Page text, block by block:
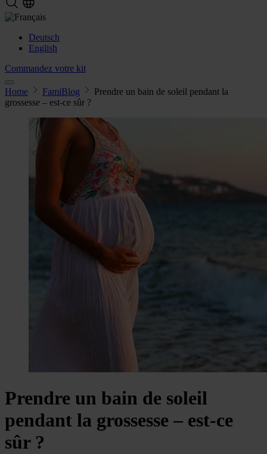
Deutsch
English
Commandez votre kit
Home FamiBlog
Prendre un bain de soleil pendant la
grossesse – est-ce sûr ?
Prendre un bain de soleil
pendant la grossesse – est-ce
sûr ?